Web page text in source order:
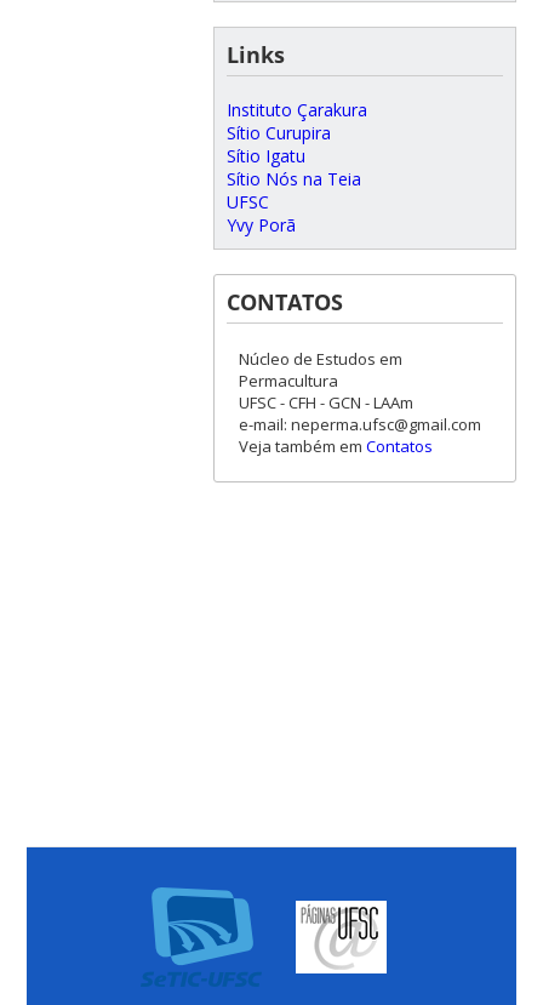
Links
Instituto Çarakura
Sítio Curupira
Sítio Igatu
Sítio Nós na Teia
UFSC
Yvy Porã
CONTATOS
Núcleo de Estudos em
Permacultura
UFSC - CFH - GCN - LAAm
e-mail: neperma.ufsc@gmail.com
Veja também em Contatos